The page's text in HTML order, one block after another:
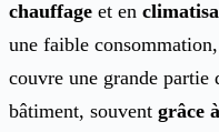
chauffage et en
une faible
couvre une grande partie
bâtiment, souvent grâce